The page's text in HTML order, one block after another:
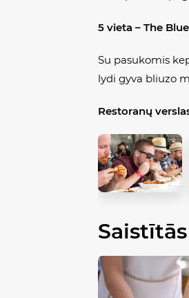
5 vieta – The
Su pasukomis
lydi gyva bliuzo
Restoranų